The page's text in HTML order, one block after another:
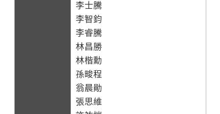
李士騰
李智鈞
李睿騰
林昌勝
林楷勳
孫畯程
翁晨勛
張思維